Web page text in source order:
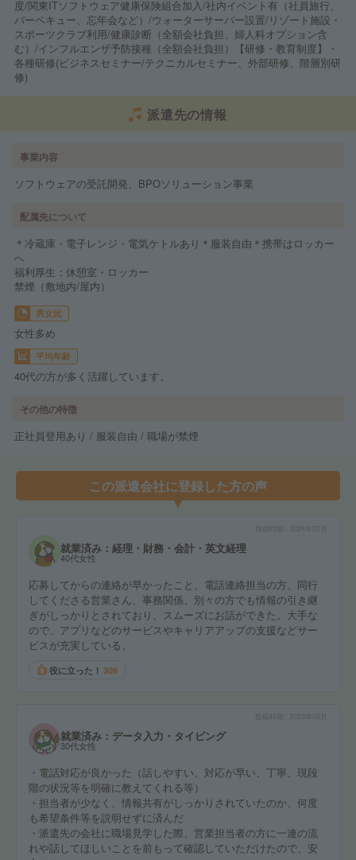
度/関東ITソフトウェア健康保険組合加入/社内イベント有（社員旅行、
バーベキュー、忘年会など）/ウォーターサーバー設置/リゾート施設・
スポーツクラブ利用/健康診断（全額会社負担、婦人科オプション含
む）/インフルエンザ予防接種（全額会社負担）【研修・教育制度】・
各種研修(ビジネスセミナー/テクニカルセミナー、外部研修、階層別研
修)
派遣先の情報
事業内容
ソフトウェアの受託開発、BPOソリューション事業
配属先について
＊冷蔵庫・電子レンジ・電気ケトルあり＊服装自由＊携帯はロッカー
へ
福利厚生：休憩室・ロッカー
禁煙（敷地内/屋内）
男女比
女性多め
平均年齢
40代の方が多く活躍しています。
その他の特徴
正社員登用あり / 服装自由 / 職場が禁煙
この派遣会社に登録した方の声
2024年02月
就業済み：経理・財務・会計・英文経理
40代女性
応募してからの連絡が早かったこと、電話連絡担当の方、同行
してくださる営業さん、事務関係、別々の方でも情報の引き継
ぎがしっかりとされており、スムーズにお話ができた。大手な
ので、アプリなどのサービスやキャリアアップの支援などサー
ビスが充実している。
役に立った！ 309
就業済み：データ入力・タイピング
30代女性
・電話対応が良かった（話しやすい、対応が早い、丁寧、現段
階の状況等を明確に教えてくれる等）
・担当者が少なく、情報共有がしっかりされていたのか、何度
も希望条件等を説明せずに済んだ
・派遣先の会社に職場見学した際、営業担当者の方に一連の流
れや話してほしいことを前もって確認していただけたので、安